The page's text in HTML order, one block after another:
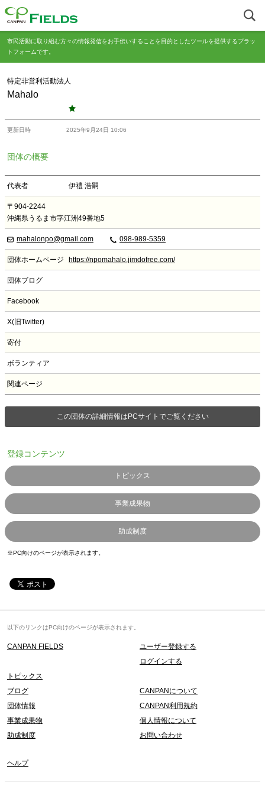
市民活動に取り組む方々の情報発信をお手伝いすることを目的としたツールを提供するプラッ
トフォームです。
特定非営利活動法人
Mahalo
更新日時 2025年9月24日 10:06
団体の概要
代表者 伊禮 浩嗣
〒904-2244
沖縄県うるま市字江洲49番地5
mahalonpo@gmail.com 098-989-5359
団体ホームページ https://npomahalo.jimdofree.com/
団体ブログ
Facebook
X(旧Twitter)
寄付
ボランティア
関連ページ
この団体の詳細情報はPCサイトでご覧ください
登録コンテンツ
トピックス
事業成果物
助成制度
※PC向けのページが表示されます。
以下のリンクはPC向けのページが表示されます。
CANPAN FIELDS
ユーザー登録する
ログインする
トピックス
ブログ
団体情報
事業成果物
助成制度
CANPANについて
CANPAN利用規約
個人情報について
お問い合わせ
ヘルプ